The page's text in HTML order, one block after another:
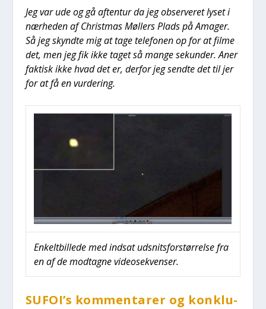
Jeg var ude og gå aften­tur da jeg obser­ve­ret lyset i
nær­he­den af Christ­mas Møl­lers Plads på Ama­ger.
Så jeg skynd­te mig at tage tele­fo­nen op for at fil­me
det, men jeg fik ikke taget så man­ge sekun­der. Aner
fak­tisk ikke hvad det er, der­for jeg send­te det til jer
for at få en vur­de­ring.
Enkelt­bil­le­de med ind­sat udsnits­for­stør­rel­se fra
en af de mod­tag­ne video­se­kven­ser.
SUFOI’s kom­men­ta­rer og kon­klu­